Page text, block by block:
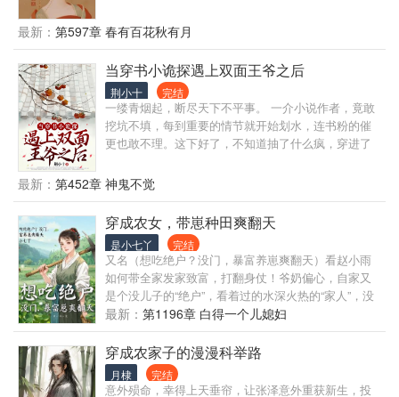
望族公子。 尽管，门第悬殊，社会动荡，却共同谱写
了一曲珠联璧合又心怀天下的浪漫恋歌！
最新： 第597章 春有百花秋有月
当穿书小诡探遇上双面王爷之后
荆小十 完结
一缕青烟起，断尽天下不平事。 一介小说作者，竟敢
挖坑不填，每到重要的情节就开始划水，连书粉的催
更也敢不理。这下好了，不知道抽了什么疯，穿进了
被卷进了一桩桩离奇诡案里。 再说了，坑人至少也得
给指条明路吧，光有个名满天下的破名声有什么卵
用，能当饭吃吗！ 等会——！ 连个系统都不给，鬼知
道剧情怎么走啊！！！ 别人穿书又是系统又是金手指
的，怎么自己就剩一头铁啊！ 又名：青烟行 注意：没
有系统！没有金手指！
最新： 第452章 神鬼不觉
穿成农女，带崽种田爽翻天
是小七丫 完结
又名（想吃绝户？没门，暴富养崽爽翻天）看赵小雨
如何带全家发家致富，打翻身仗！爷奶偏心，自家又
是个没儿子的“绝户”，看着过的水深火热的“家人”，没
关系，咱有金手指，满大山的金山银山，还不能发财
致富？狠心爷奶，先收了你家鸡，再吃了你家猪。分
家后，还想跑来“打秋风”，做梦吧！喂狗都不便宜黑心
眼子的势利鬼！
最新： 第1196章 白得一个儿媳妇
穿成农家子的漫漫科举路
月棣 完结
意外殒命，幸得上天垂帘，让张泽意外重获新生，投